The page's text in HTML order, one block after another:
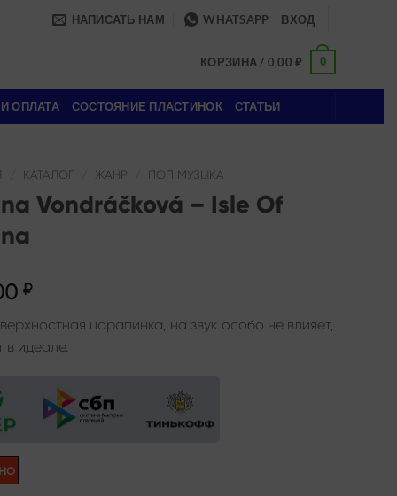
НАПИСАТЬ НАМ WHATSAPP ВХОД
КОРЗИНА / 0,00₽ 0
ОПЛАТА СОСТОЯНИЕ ПЛАСТИНОК СТАТЬИ
КАТАЛОГ ЖАНР ПОП МУЗЫКА
Vondráčková – Isle Of
₽
царапинка, на звук особо не влияет,
в идеале.